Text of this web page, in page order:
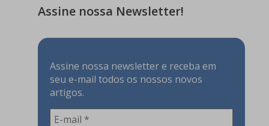
Assine nossa Newsletter!
Assine nossa newsletter e receba em
seu e-mail todos os nossos novos
artigos.